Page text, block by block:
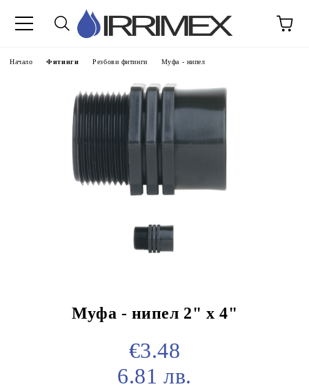
Начало Фитинги Резбови фитинги Муфа - нипел
Муфа - нипел 2" х 4"
€3.48
6.81 лв.